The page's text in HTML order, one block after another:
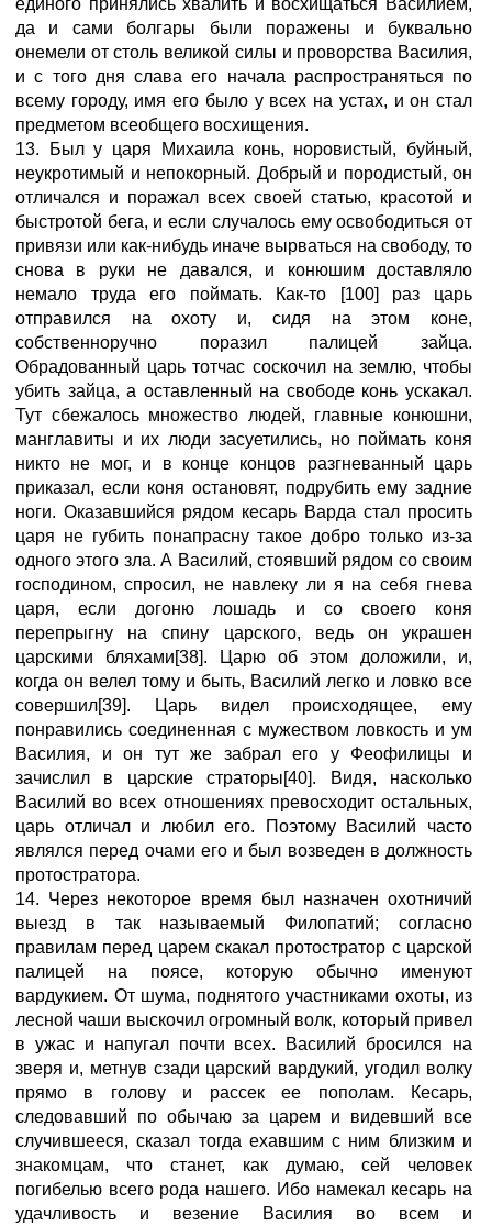
единого принялись хвалить и восхищаться Василием,
да и сами болгары были поражены и буквально
онемели от столь великой силы и проворства Василия,
и с того дня слава его начала распространяться по
всему городу, имя его было у всех на устах, и он стал
предметом всеобщего восхищения.
13. Был у царя Михаила конь, норовистый, буйный,
неукротимый и непокорный. Добрый и породистый, он
отличался и поражал всех своей статью, красотой и
быстротой бега, и если случалось ему освободиться от
привязи или как-нибудь иначе вырваться на свободу, то
снова в руки не давался, и конюшим доставляло
немало труда его поймать. Как-то [100] раз царь
отправился на охоту и, сидя на этом коне,
собственноручно поразил палицей зайца.
Обрадованный царь тотчас соскочил на землю, чтобы
убить зайца, а оставленный на свободе конь ускакал.
Тут сбежалось множество людей, главные конюшни,
манглавиты и их люди засуетились, но поймать коня
никто не мог, и в конце концов разгневанный царь
приказал, если коня остановят, подрубить ему задние
ноги. Оказавшийся рядом кесарь Варда стал просить
царя не губить понапрасну такое добро только из-за
одного этого зла. А Василий, стоявший рядом со своим
господином, спросил, не навлеку ли я на себя гнева
царя, если догоню лошадь и со своего коня
перепрыгну на спину царского, ведь он украшен
царскими бляхами[38]. Царю об этом доложили, и,
когда он велел тому и быть, Василий легко и ловко все
совершил[39]. Царь видел происходящее, ему
понравились соединенная с мужеством ловкость и ум
Василия, и он тут же забрал его у Феофилицы и
зачислил в царские страторы[40]. Видя, насколько
Василий во всех отношениях превосходит остальных,
царь отличал и любил его. Поэтому Василий часто
являлся перед очами его и был возведен в должность
протостратора.
14. Через некоторое время был назначен охотничий
выезд в так называемый Филопатий; согласно
правилам перед царем скакал протостратор с царской
палицей на поясе, которую обычно именуют
вардукием. От шума, поднятого участниками охоты, из
лесной чаши выскочил огромный волк, который привел
в ужас и напугал почти всех. Василий бросился на
зверя и, метнув сзади царский вардукий, угодил волку
прямо в голову и рассек ее пополам. Кесарь,
следовавший по обычаю за царем и видевший все
случившееся, сказал тогда ехавшим с ним близким и
знакомцам, что станет, как думаю, сей человек
погибелью всего рода нашего. Ибо намекал кесарь на
удачливость и везение Василия во всем и